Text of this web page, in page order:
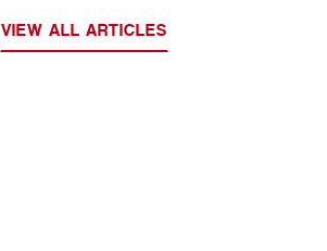
VIEW ALL ARTICLES